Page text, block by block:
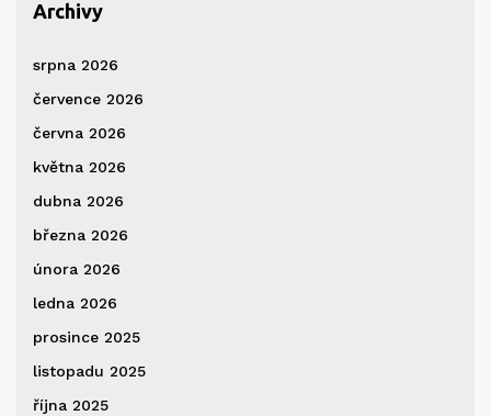
Archivy
srpna 2026
července 2026
června 2026
května 2026
dubna 2026
března 2026
února 2026
ledna 2026
prosince 2025
listopadu 2025
října 2025